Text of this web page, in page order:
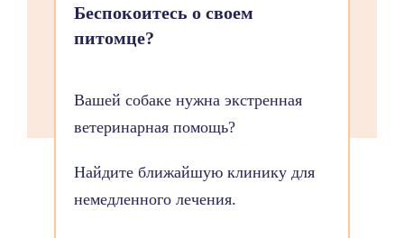
Беспокоитесь о своем
питомце?
Вашей собаке нужна экстренная
ветеринарная помощь?
Найдите ближайшую клинику для
немедленного лечения.